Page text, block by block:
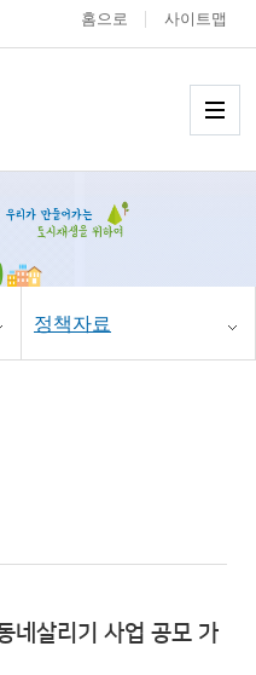
충청북도 도시재
홈으로 사이트맵
정책자료
네살리기 사업 공모 가